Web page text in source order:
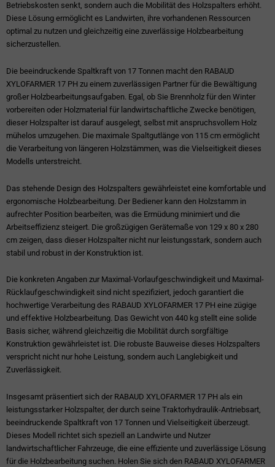
Betriebskosten senkt, sondern auch die Mobilität des Holzspalters erhöht.
Diese Lösung ermöglicht es Landwirten, ihre vorhandenen Ressourcen
optimal zu nutzen und gleichzeitig eine zuverlässige Holzbearbeitung
sicherzustellen.
Die beeindruckende Spaltkraft von 17 Tonnen macht den RABAUD
XYLOFARMER 17 PH zu einem zuverlässigen Partner für die Bewältigung
großer Holzbearbeitungsaufgaben. Egal, ob Sie Brennholz für den Winter
vorbereiten oder Holzmaterial für landwirtschaftliche Zwecke benötigen,
dieser Holzspalter ist darauf ausgelegt, selbst mit anspruchsvollem Holz
mühelos umzugehen. Die maximale Spaltgutlänge von 115 cm ermöglicht
die Verarbeitung von längeren Holzstämmen, was die Vielseitigkeit dieses
Modells unterstreicht.
Das stehende Design des Holzspalters gewährleistet eine komfortable und
ergonomische Holzbearbeitung. Der Bediener kann den Holzstamm in
aufrechter Position bearbeiten, was die Ermüdung minimiert und die
Arbeitseffizienz steigert. Die großzügigen Gerätemaße von 129 x 80 x 280
cm zeigen, dass dieser Holzspalter nicht nur leistungsstark, sondern auch
stabil und robust in der Konstruktion ist.
Die konkreten Angaben zur Maximal-Vorlaufgeschwindigkeit und Maximal-
Rücklaufgeschwindigkeit sind nicht spezifiziert, jedoch garantiert die
hochwertige Verarbeitung des RABAUD XYLOFARMER 17 PH eine zügige
und effektive Holzbearbeitung. Das Gewicht von 440 kg stellt eine solide
Basis sicher, während gleichzeitig die Mobilität durch sorgfältige
Konstruktion gewährleistet ist. Die robuste Bauweise dieses Holzspalters
verspricht nicht nur hohe Leistung, sondern auch Langlebigkeit und
Zuverlässigkeit.
Insgesamt präsentiert sich der RABAUD XYLOFARMER 17 PH als ein
leistungsstarker Holzspalter, der durch seine Traktorhydraulik-Antriebsart,
beeindruckende Spaltkraft von 17 Tonnen und Vielseitigkeit überzeugt.
Dieses Modell richtet sich speziell an Landwirte und Nutzer
landwirtschaftlicher Fahrzeuge, die eine effiziente und zuverlässige Lösung
für die Holzbearbeitung suchen. Holen Sie sich den RABAUD XYLOFARMER